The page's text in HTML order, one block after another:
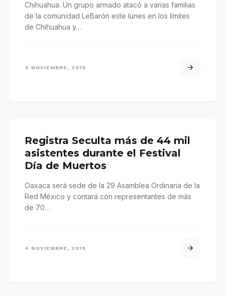
Chihuahua. Un grupo armado atacó a varias familias
de la comunidad LeBarón este lunes en los límites
de Chihuahua y…
4 NOVIEMBRE, 2019
Registra Seculta más de 44 mil
asistentes durante el Festival
Día de Muertos
Oaxaca será sede de la 29 Asamblea Ordinaria de la
Red México y contará con representantes de más
de 70…
4 NOVIEMBRE, 2019